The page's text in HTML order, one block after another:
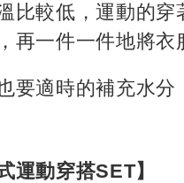
比較低，運動的
再一件一件地將衣
要適時的補充水
運動穿搭SET】